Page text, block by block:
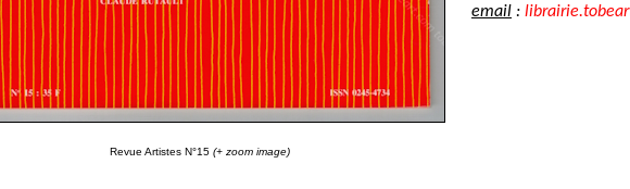
Revue Artistes N°15 (+ zoom image)
email :